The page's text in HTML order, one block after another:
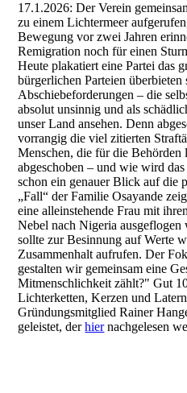
17.1.2026: Der Verein
zu einem Lichtermeer
Bewegung vor zwei Jahren
Remigration noch für einen
Heute plakatiert eine Partei das
bürgerlichen Parteien überbieten
Abschiebeforderungen – die
absolut unsinnig und als
unser Land ansehen. Denn
vorrangig die viel zitierten
Menschen, die für die
abgeschoben – und wie wird
schon ein genauer Blick auf die
„Fall“ der Familie Osayande
eine alleinstehende Frau mit
Nebel nach Nigeria
sollte zur Besinnung auf Werte
Zusammenhalt aufrufen. Der
gestalten wir gemeinsam eine
Mitmenschlichkeit zählt?" Gut
Lichterketten, Kerzen und
Gründungsmitglied Rainer
geleistet, derhiernachgelesen